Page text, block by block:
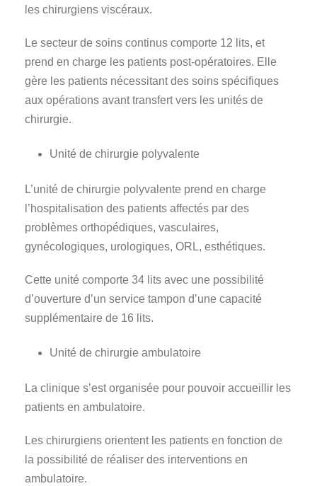
les chirurgiens viscéraux.
Le secteur de soins continus comporte 12 lits, et
prend en charge les patients post-opératoires. Elle
gère les patients nécessitant des soins spécifiques
aux opérations avant transfert vers les unités de
chirurgie.
Unité de chirurgie polyvalente
L’unité de chirurgie polyvalente prend en charge
l’hospitalisation des patients affectés par des
problèmes orthopédiques, vasculaires,
gynécologiques, urologiques, ORL, esthétiques.
Cette unité comporte 34 lits avec une possibilité
d’ouverture d’un service tampon d’une capacité
supplémentaire de 16 lits.
Unité de chirurgie ambulatoire
La clinique s’est organisée pour pouvoir accueillir les
patients en ambulatoire.
Les chirurgiens orientent les patients en fonction de
la possibilité de réaliser des interventions en
ambulatoire.